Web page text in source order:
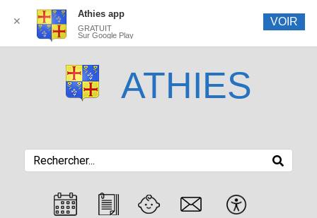
ATHIES
✕
Athies app
GRATUIT
Sur Google Play
VOIR